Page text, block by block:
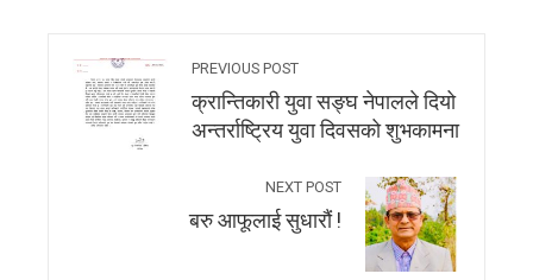
PREVIOUS POST
क्रान्तिकारी युवा सङ्घ नेपालले दियो
अन्तर्राष्ट्रिय युवा दिवसको शुभकामना
NEXT POST
बरु आफूलाई सुधारौं !